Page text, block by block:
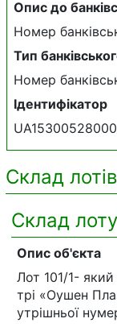
Опис до
Номер
Тип
Номер
Ідентифікатор
Склад лотів
Склад
Опис об'єкта
Лот 101/1-
трі «Оушен
утрішньої